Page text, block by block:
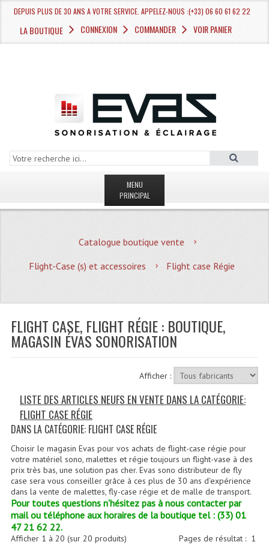
DEPUIS PLUS DE 30 ANS A VOTRE SERVICE. APPELEZ-NOUS :(+33) 06 60 61 62 22
LA BOUTIQUE CONNEXION COMMANDER VOIR PANIER
MENU
PRINCIPAL
MAGASIN
Quoi De Neuf?
Plan Acces, Horaires.
Location De Matériel
Le Matériel D´occasion
CATÉGORIES
Sonorisation
Accessoires Pieds Cellules Diamants
Accessoires Enceintes
Catalogue boutique vente
Flight-Case (s) et accessoires
Flight case Régie
FLIGHT CASE, FLIGHT RÉGIE : BOUTIQUE,
MAGASIN ÉVAS SONORISATION
Afficher :
LISTE DES ARTICLES NEUFS EN VENTE DANS LA CATÉGORIE:
FLIGHT CASE RÉGIE
DANS LA CATÉGORIE: FLIGHT CASE RÉGIE
Choisir le magasin Evas pour vos achats de flight-case régie pour
votre matériel sono, malettes et régie toujours un flight-vase à des
prix très bas, une solution pas cher. Evas sono distributeur de fly
case sera vous conseiller grâce à ces plus de 30 ans d'expérience
dans la vente de malettes, fly-case régie et de malle de transport.
Pour toutes questions n'hésitez pas à nous contacter par
mail ou téléphone aux horaires de la boutique tel : (33) 01
47 21 62 22.
Pages de résultat : 1
Afficher 1 à 20 (sur 20 produits)